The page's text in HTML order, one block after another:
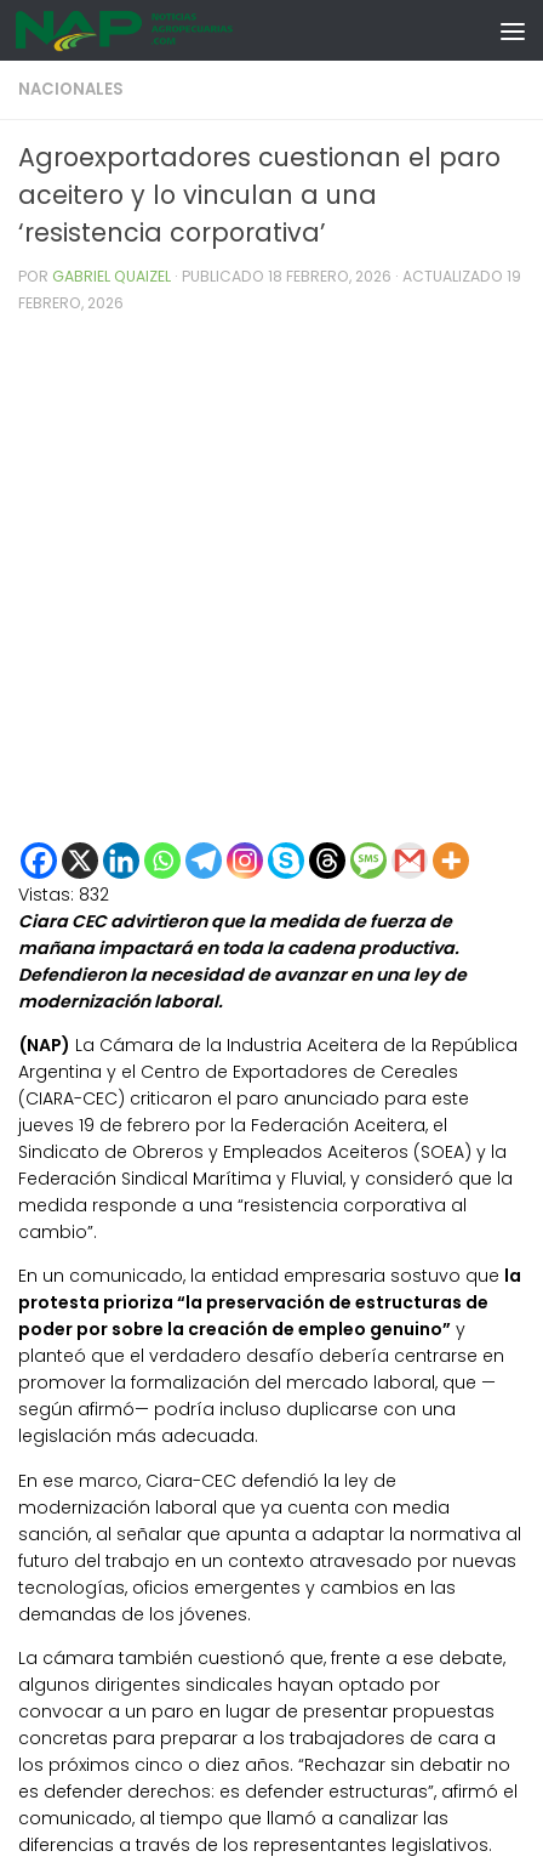
Skip to content
NACIONALES
Agroexportadores cuestionan el paro
aceitero y lo vinculan a una
‘resistencia corporativa’
POR GABRIEL QUAIZEL · PUBLICADO 18 FEBRERO, 2026 · ACTUALIZADO 19
FEBRERO, 2026
Vistas: 832
Ciara CEC advirtieron que la medida de fuerza de
mañana impactará en toda la cadena productiva.
Defendieron la necesidad de avanzar en una ley de
modernización laboral.
(NAP) La Cámara de la Industria Aceitera de la República
Argentina y el Centro de Exportadores de Cereales
(CIARA-CEC) criticaron el paro anunciado para este
jueves 19 de febrero por la Federación Aceitera, el
Sindicato de Obreros y Empleados Aceiteros (SOEA) y la
Federación Sindical Marítima y Fluvial, y consideró que la
medida responde a una “resistencia corporativa al
cambio”.
En un comunicado, la entidad empresaria sostuvo que la
protesta prioriza “la preservación de estructuras de
poder por sobre la creación de empleo genuino” y
planteó que el verdadero desafío debería centrarse en
promover la formalización del mercado laboral, que —
según afirmó— podría incluso duplicarse con una
legislación más adecuada.
En ese marco, Ciara-CEC defendió la ley de
modernización laboral que ya cuenta con media
sanción, al señalar que apunta a adaptar la normativa al
futuro del trabajo en un contexto atravesado por nuevas
tecnologías, oficios emergentes y cambios en las
demandas de los jóvenes.
La cámara también cuestionó que, frente a ese debate,
algunos dirigentes sindicales hayan optado por
convocar a un paro en lugar de presentar propuestas
concretas para preparar a los trabajadores de cara a
los próximos cinco o diez años. “Rechazar sin debatir no
es defender derechos: es defender estructuras”, afirmó el
comunicado, al tiempo que llamó a canalizar las
diferencias a través de los representantes legislativos.